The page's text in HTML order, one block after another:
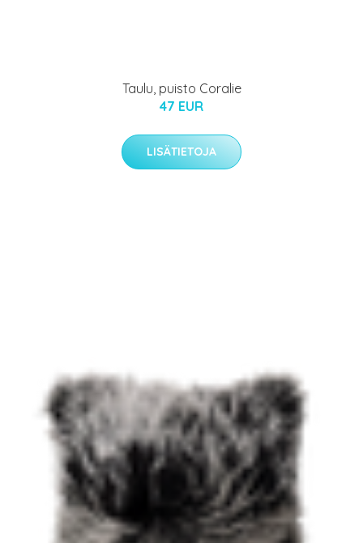
Taulu, puisto Coralie
47 EUR
LISÄTIETOJA